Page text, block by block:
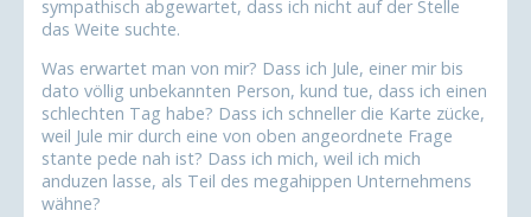
sympathisch abgewartet, dass ich nicht auf der Stelle
das Weite suchte.
Was erwartet man von mir? Dass ich Jule, einer mir bis
dato völlig unbekannten Person, kund tue, dass ich einen
schlechten Tag habe? Dass ich schneller die Karte zücke,
weil Jule mir durch eine von oben angeordnete Frage
stante pede nah ist? Dass ich mich, weil ich mich
anduzen lasse, als Teil des megahippen Unternehmens
wähne?